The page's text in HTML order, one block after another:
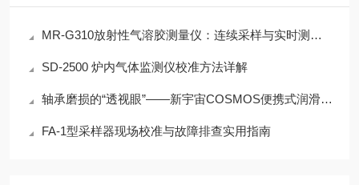
MR-G310放射性气溶胶测量仪：连续采样与实时测量一体化设计
SD-2500 炉内气体监测仪校准方法详解
轴承磨损的“透视眼”——新宇宙COSMOS便携式润滑脂铁粉浓度计SDM-72
FA-1型采样器现场校准与故障排查实用指南